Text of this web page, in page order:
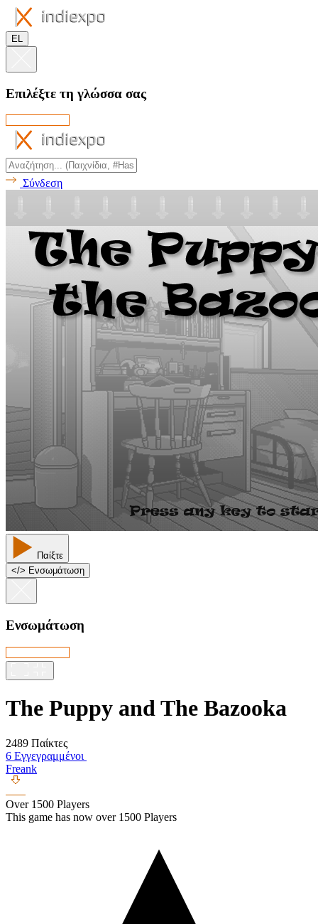
EL
Επιλέξτε τη γλώσσα σας
Σύνδεση
Παίξτε
</> Ενσωμάτωση
Ενσωμάτωση
The Puppy and The Bazooka
2489 Παίκτες
6 Εγγεγραμμένοι
Freank
Over 1500 Players
This game has now over 1500 Players